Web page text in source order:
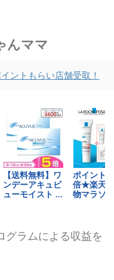
んママ
ントもらい店舗受取！
グラムによる収益を